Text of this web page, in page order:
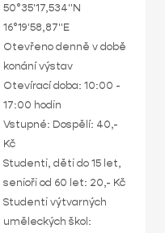
50°35'17,534"N
16°19'58,87"E
Otevřeno denně v době
konání výstav
Otevírací doba: 10:00 -
17:00 hodin
Vstupné: Dospělí: 40,-
Kč
Studenti, děti do 15 let,
senioři od 60 let: 20,- Kč
Studenti výtvarných
uměleckých škol: